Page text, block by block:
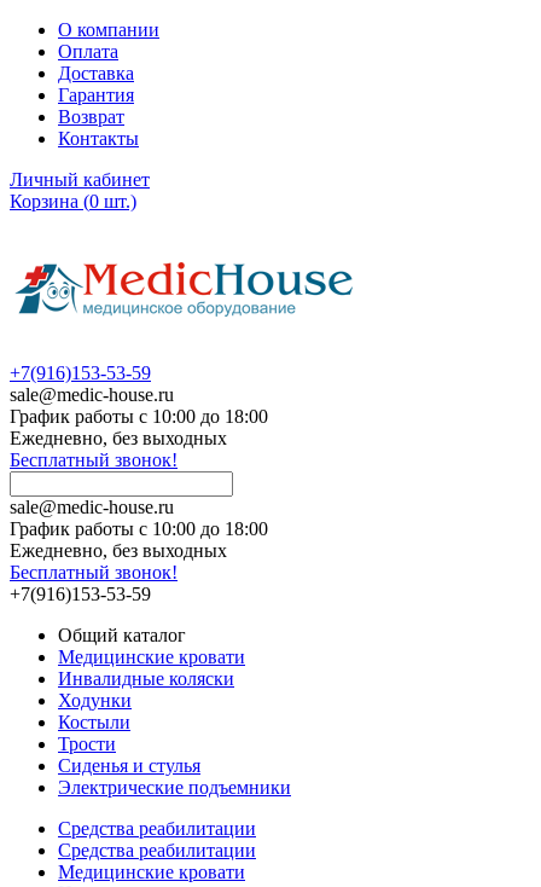
О компании
Оплата
Доставка
Гарантия
Возврат
Контакты
Личный кабинет
Корзина (0 шт.)
+7(916)153-53-59
sale@medic-house.ru
График работы с 10:00 до 18:00
Ежедневно, без выходных
Бесплатный звонок!
sale@medic-house.ru
График работы с 10:00 до 18:00
Ежедневно, без выходных
Бесплатный звонок!
+7(916)153-53-59
Общий каталог
Медицинские кровати
Инвалидные коляски
Ходунки
Костыли
Трости
Сиденья и стулья
Электрические подъемники
Средства реабилитации
Средства реабилитации
Медицинские кровати